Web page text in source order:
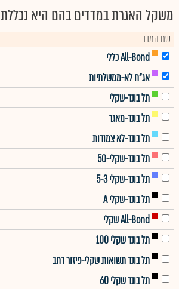
משקל האגרת במדדים בהם היא נכללת
שם המדד
All-Bond כללי
אג"ח לא-ממשלתיות
תל בונד-שקלי
תל בונד-מאגר
תל בונד-לא צמודות
תל בונד-שקלי-50
תל בונד-שקלי 5-3
תל בונד-שקלי A
All-Bond שקלי
תל בונד שקלי 100
תל בונד תשואות שקלי-פיזור רחב
תל בונד שקלי 60